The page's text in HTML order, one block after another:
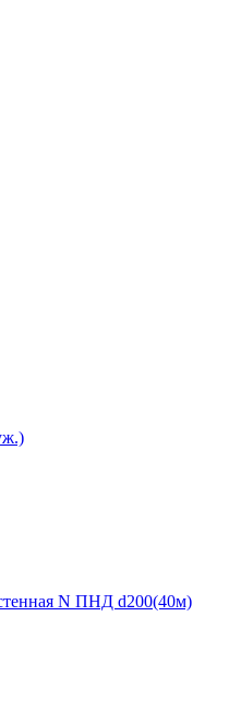
N ПНД d200(40м)